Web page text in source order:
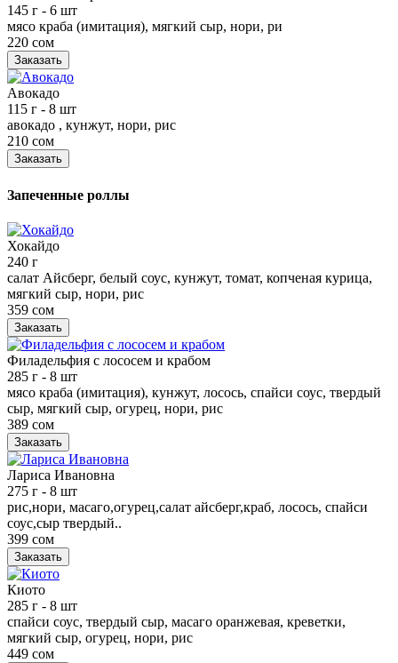
145 г - 6 шт
мясо краба (имитация), мягкий сыр, нори, ри
220 сом
Заказать
Авокадо
115 г - 8 шт
авокадо , кунжут, нори, рис
210 сом
Заказать
Запеченные роллы
Хокайдо
240 г
салат Айсберг, белый соус, кунжут, томат, копченая курица,
мягкий сыр, нори, рис
359 сом
Заказать
Филадельфия с лососем и крабом
285 г - 8 шт
мясо краба (имитация), кунжут, лосось, спайси соус, твердый
сыр, мягкий сыр, огурец, нори, рис
389 сом
Заказать
Лариса Ивановна
275 г - 8 шт
рис,нори, масаго,огурец,салат айсберг,краб, лосось, спайси
соус,сыр твердый..
399 сом
Заказать
Киото
285 г - 8 шт
спайси соус, твердый сыр, масаго оранжевая, креветки,
мягкий сыр, огурец, нори, рис
449 сом